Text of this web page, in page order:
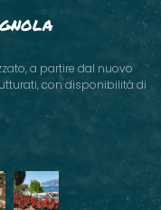
a partire dal nuovo
con disponibilità di